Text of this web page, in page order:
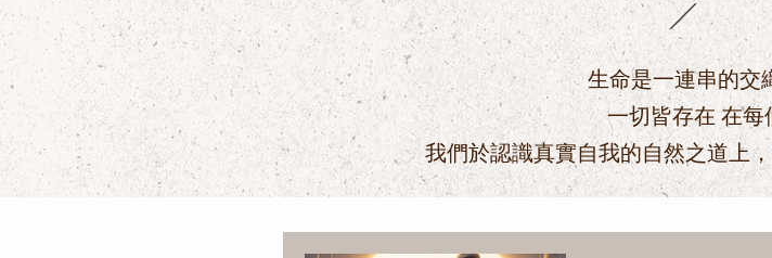
生命是一連串的交
一切皆存在 在每
我們於認識真實自我的自然之道上